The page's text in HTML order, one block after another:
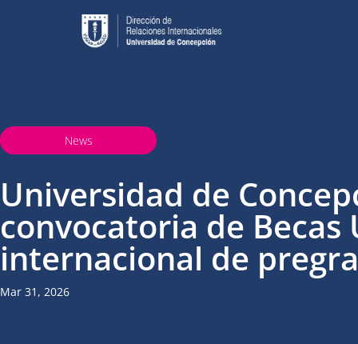
News
Universidad de
convocatoria de
internacional de
Mar 31, 2026